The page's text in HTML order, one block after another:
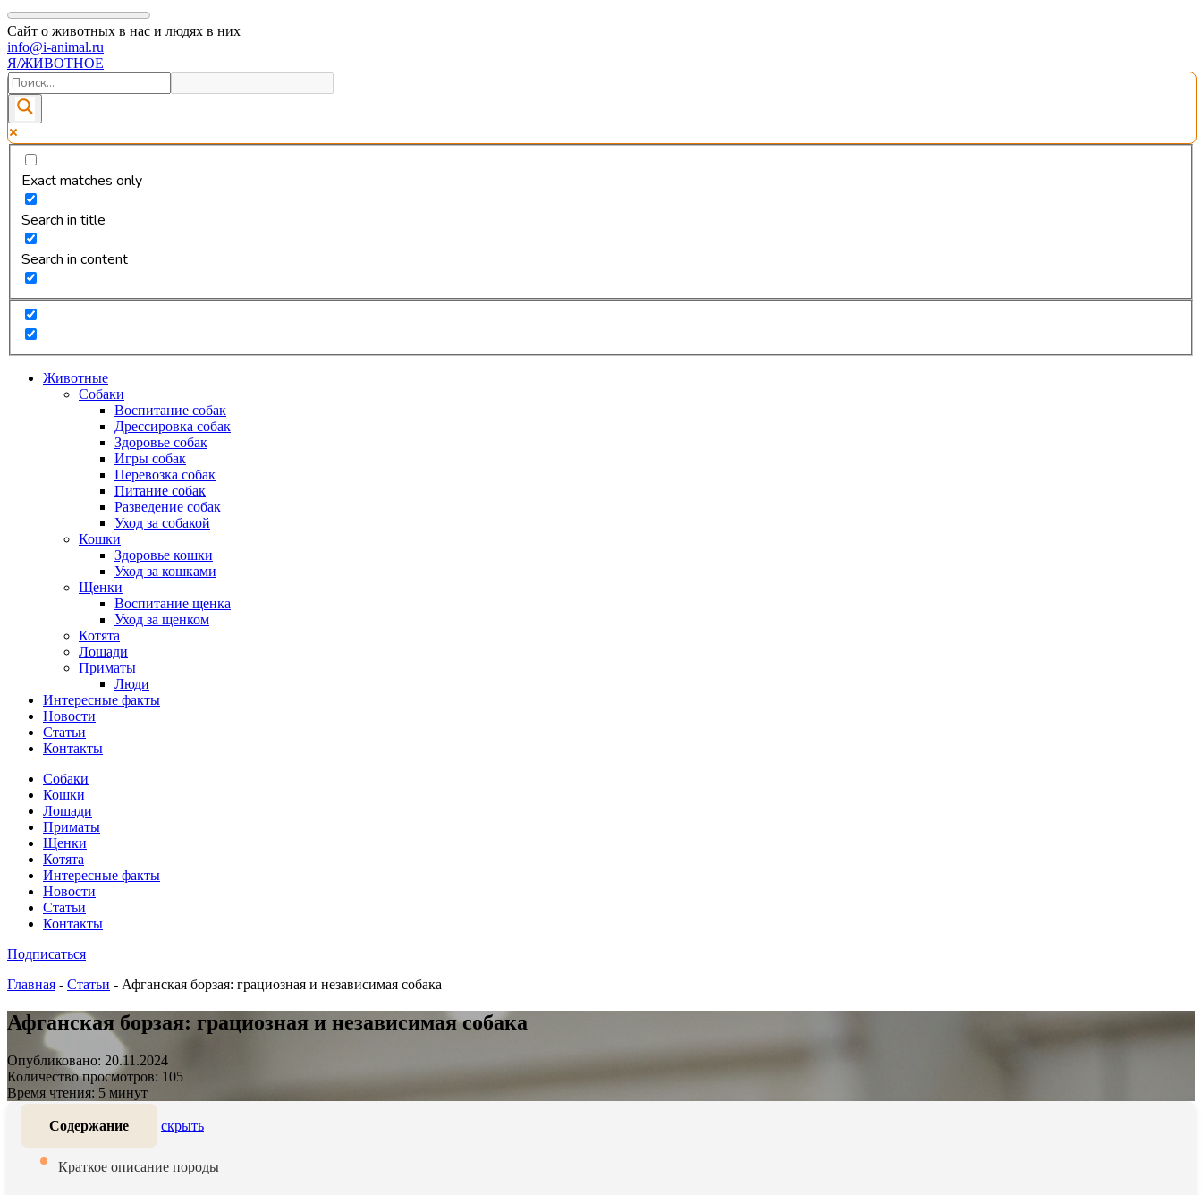
Сайт о животных в нас и людях в них
info@i-animal.ru
Я/ЖИВОТНОЕ
Exact matches only
Search in title
Search in content
Животные
Собаки
Воспитание собак
Дрессировка собак
Здоровье собак
Игры собак
Перевозка собак
Питание собак
Разведение собак
Уход за собакой
Кошки
Здоровье кошки
Уход за кошками
Щенки
Воспитание щенка
Уход за щенком
Котята
Лошади
Приматы
Люди
Интересные факты
Новости
Статьи
Контакты
Собаки
Кошки
Лошади
Приматы
Щенки
Котята
Интересные факты
Новости
Статьи
Контакты
Подписаться
Главная - Статьи - Афганская борзая: грациозная и независимая собака
Афганская борзая: грациозная и независимая собака
Опубликовано: 20.11.2024
Количество просмотров: 105
Время чтения: 5 минут
Содержание скрыть
Краткое описание породы